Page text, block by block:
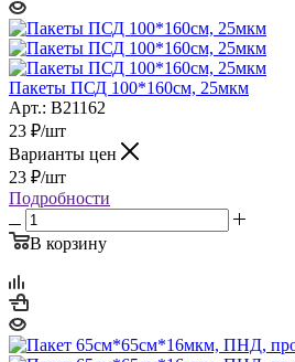
Пакеты ПСД 100*160см, 25мкм
Арт.: B21162
23 ₽/шт
Варианты цен
23 ₽/шт
Подробности
В корзину